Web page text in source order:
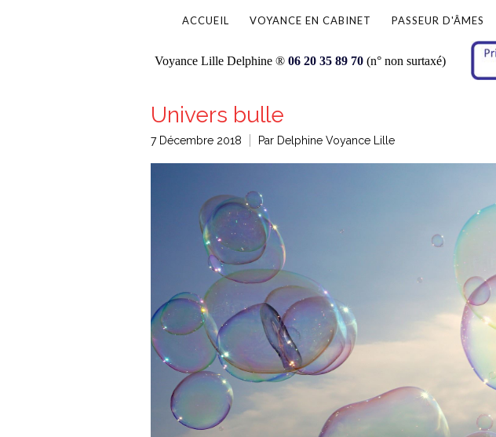
Voyance Lille Delphine ® 06 20 35 89 70 (n° non surtaxé)
ACCUEIL VOYANCE EN CABINET PASSEUR D'ÂMES
Univers bulle
7 Décembre 2018 Par Delphine Voyance Lille